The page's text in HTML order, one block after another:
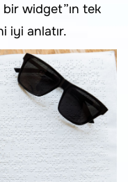
bir widget”ın tek
iyi anlatır.